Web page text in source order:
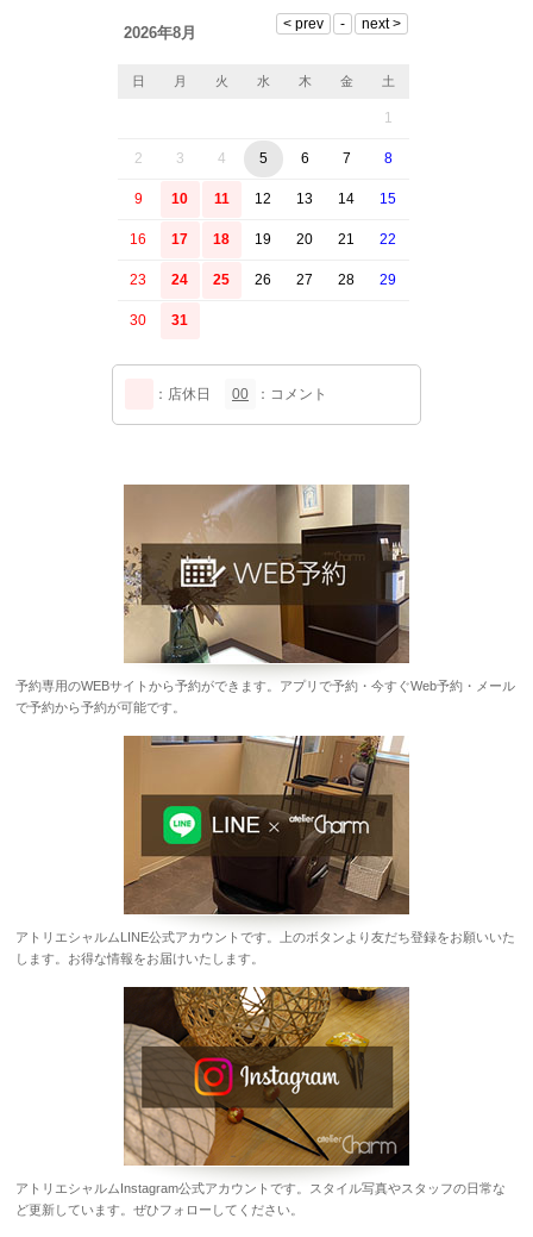
2026年8月
日 月 火 水 木 金 土
1
2 3 4 5 6 7 8
9 10 11 12 13 14 15
16 17 18 19 20 21 22
23 24 25 26 27 28 29
30 31
：店休日 00 ：コメント
予約専用のWEBサイトから予約ができます。アプリで予約・今すぐWeb予約・メール
で予約から予約が可能です。
アトリエシャルムLINE公式アカウントです。上のボタンより友だち登録をお願いいた
します。お得な情報をお届けいたします。
アトリエシャルムInstagram公式アカウントです。スタイル写真やスタッフの日常な
ど更新しています。ぜひフォローしてください。